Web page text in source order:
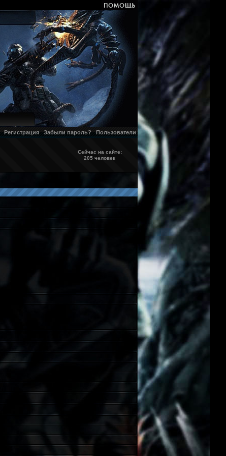
Регистрация Забыли пароль? Пользователи
Сейчас на сайте:
205 человек